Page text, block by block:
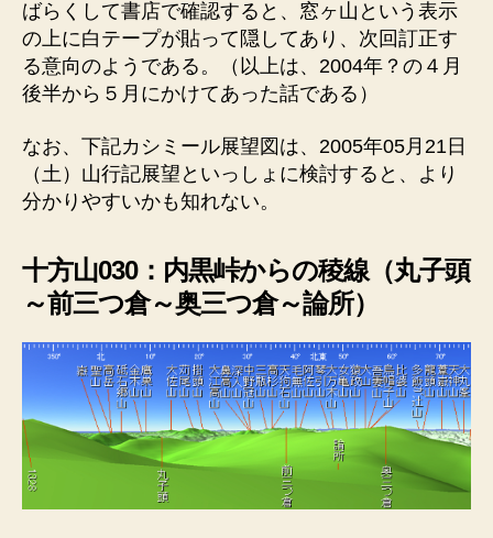
ばらくして書店で確認すると、窓ヶ山という表示
の上に白テープが貼って隠してあり、次回訂正す
る意向のようである。（以上は、2004年？の４月
後半から５月にかけてあった話である）
なお、下記カシミール展望図は、2005年05月21日
（土）山行記展望といっしょに検討すると、より
分かりやすいかも知れない。
十方山030：内黒峠からの稜線（丸子頭
～前三つ倉～奥三つ倉～論所）